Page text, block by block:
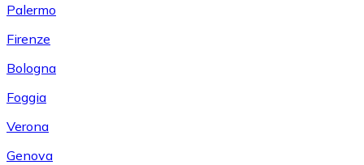
Palermo
Firenze
Bologna
Foggia
Verona
Genova